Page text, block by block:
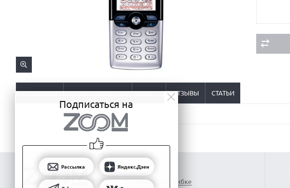
ОПИСАНИЕ ХАРАКТЕРИСТИКИ ОБЗОР ОТЗЫВЫ СТАТЬИ
Сообщить об ошибке
Подписаться на
Рассылка Яндекс.Дзен